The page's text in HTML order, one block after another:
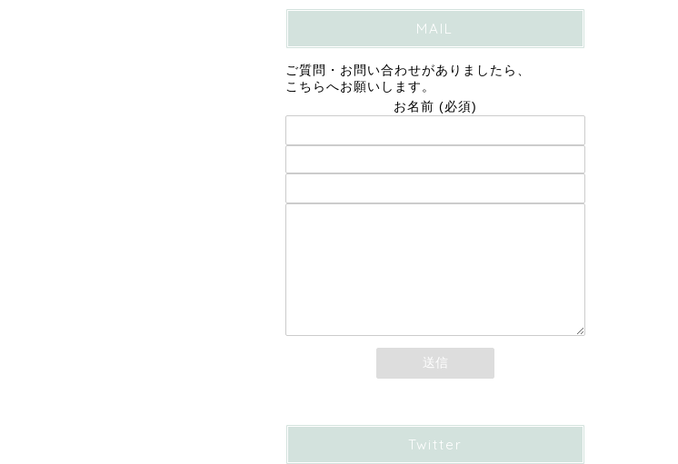
MAIL
ご質問・お問い合わせがありましたら、
こちらへお願いします。
お名前 (必須)
Twitter